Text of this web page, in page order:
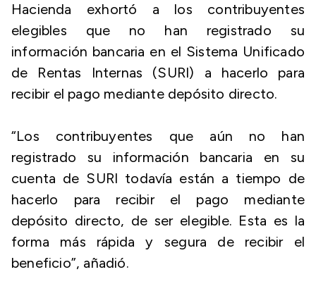
Hacienda exhortó a los contribuyentes
elegibles que no han registrado su
información bancaria en el Sistema Unificado
de Rentas Internas (SURI) a hacerlo para
recibir el pago mediante depósito directo.
“Los contribuyentes que aún no han
registrado su información bancaria en su
cuenta de SURI todavía están a tiempo de
hacerlo para recibir el pago mediante
depósito directo, de ser elegible. Esta es la
forma más rápida y segura de recibir el
beneficio”, añadió.